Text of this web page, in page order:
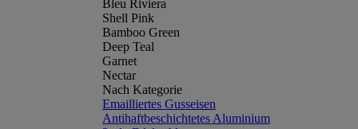
Bleu Riviera
Shell Pink
Bamboo Green
Deep Teal
Garnet
Nectar
Nach Kategorie
Emailliertes Gusseisen
Antihaftbeschichtetes Aluminium